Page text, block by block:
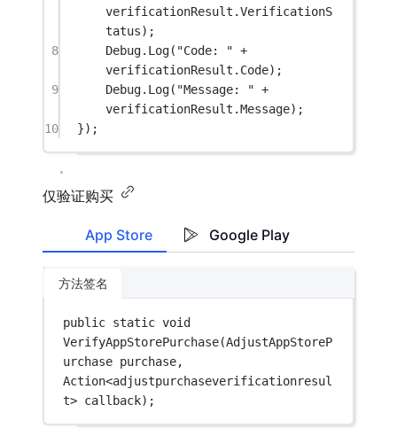
verificationResult.VerificationS
tatus);
8
Debug. Log( "Code: " +
verificationResult.Code);
9
Debug. Log( "Message: " +
verificationResult.Message);
10
});
仅验证购买
App Store Google Play
方法签名
public static void
VerifyAppStorePurchase(AdjustAppStoreP
urchase purchase
Action<adjustpurchaseverificationresul
t> callback);